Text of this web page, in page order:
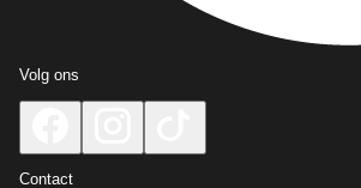
Volg ons
Contact